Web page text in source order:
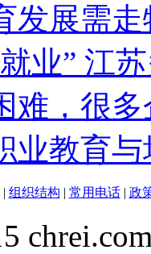
发展需
业” 江
难，很
业教育
| 组织结构 | 常用电话| 政